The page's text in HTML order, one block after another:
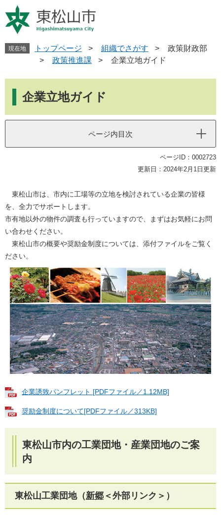
ー
ジ
す
ニ
ュ
し
へ
現在地 トップページ > 組織でさがす >
政策財政部
>
政策推進課 > 企業立地ガイド
企業立地ガイド
ページ内目次
ページID：0002723
更新日：2024年2月1日更新
東松山市は、市内に工場等の立地を検討されている企業の皆様
を、全力でサポートします。
市有地以外の物件の調査も行っていますので、まずはお気軽にお問
い合わせください。
東松山市の概要や奨励金制度については、添付ファイルをご覧く
ださい。
企業誘致パンフレット [PDFファイル／1.12MB]
奨励金制度について[PDFファイル／313KB]
東松山市内の工業団地・産業団地のご案
内
東松山工業団地（新郷 ＜外部リンク＞ ）